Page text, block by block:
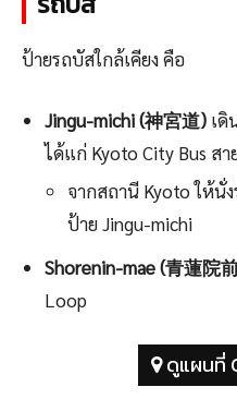
ป้ายรถบัสใกล้เคียง คือ
Jingu-michi (神宮道) เดิ
ได้แก่ Kyoto City Bus สา
จากสถานี Kyoto ให้นั่
ป้าย Jingu-michi
Shorenin-mae (青蓮院
Loop
ดูแผนที่